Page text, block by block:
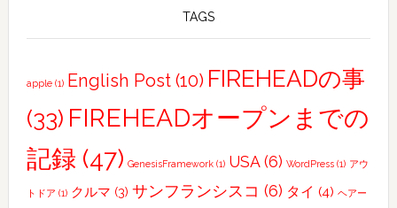
し
ま
TAGS
apple(1) English Post(10) FIREHEADの事
(33) FIREHEADオープンまでの
記録 (47) GenesisFramework(1) USA(6) WordPress(1) アウ
トドア (1) クルマ (3) サンフランシスコ (6) タイ (4) ヘアー